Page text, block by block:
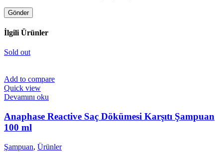
İlgili Ürünler
Sold out
Add to compare
Quick view
Devamını oku
Anaphase Reactive Saç Dökümesi Karşıtı Şampuan
100 ml
Şampuan, Ürünler